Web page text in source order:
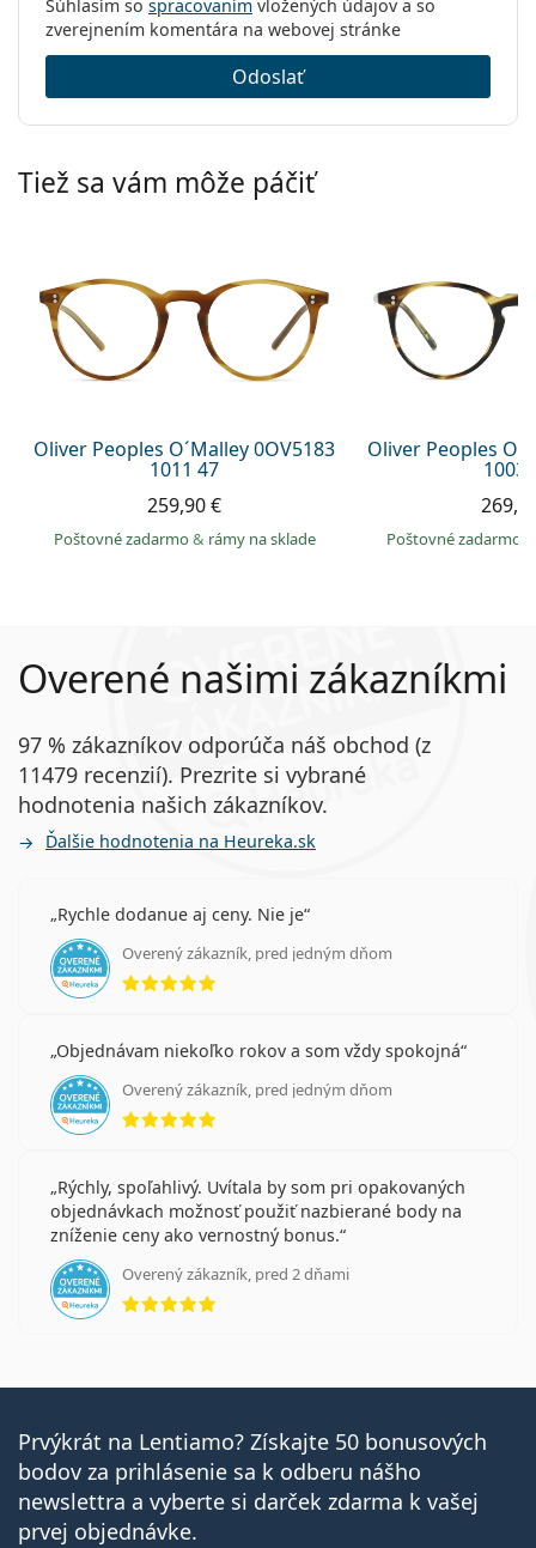
Súhlasím so spracovaním vložených údajov a so
zverejnením komentára na webovej stránke
Odoslať
Tiež sa vám môže páčiť
Oliver Peoples O´Malley 0OV5183
1011 47
259,90 €
Poštovné zadarmo& rámy na sklade
Oliver Peoples
1003
Poštovné zadarmo
Overené našimi zákazníkmi
97 % zákazníkov odporúča náš obchod (z
11479 recenzií). Prezrite si vybrané
hodnotenia našich zákazníkov.
Ďalšie hodnotenia na Heureka.sk
Rychle dodanue aj ceny. Nie je
Overený zákazník, pred jedným dňom
hodnotenie 5 z 5
Objednávam niekoľko rokov a som vždy spokojná
Overený zákazník, pred jedným dňom
hodnotenie 5 z 5
Rýchly, spoľahlivý. Uvítala by som pri opakovaných
objednávkach možnosť použiť nazbierané body na
zníženie ceny ako vernostný bonus.
Overený zákazník, pred 2 dňami
hodnotenie 5 z 5
Prvýkrát na Lentiamo? Získajte 50 bonusových
bodov za prihlásenie sa k odberu nášho
newslettra a vyberte si darček zdarma k vašej
prvej objednávke.